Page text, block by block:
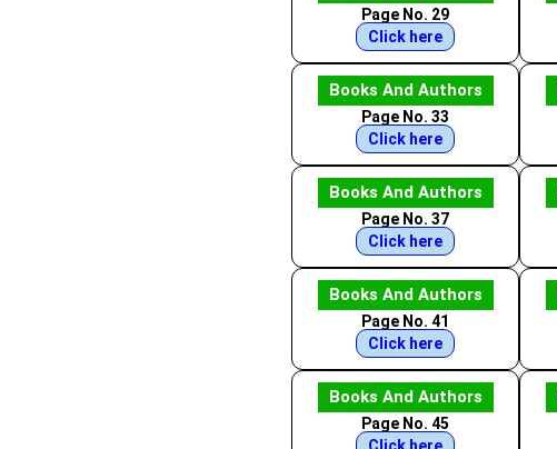
Page No. 29
Click here
Books And Authors
Page No. 33
Click here
Books And Authors
Page No. 37
Click here
Books And Authors
Page No. 41
Click here
Books And Authors
Page No. 45